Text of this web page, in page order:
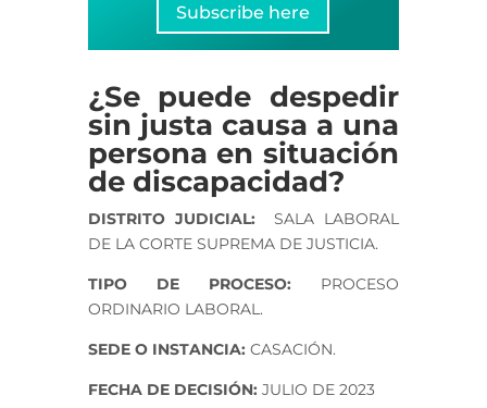
Subscribe here
¿Se puede despedir
sin justa causa a una
persona en situación
de discapacidad?
DISTRITO JUDICIAL:SALA LABORAL
DE LA CORTE SUPREMA DE JUSTICIA.
TIPO DE PROCESO: PROCESO
ORDINARIO LABORAL.
SEDE O INSTANCIA: CASACIÓN.
FECHA DE DECISIÓN: JULIO DE 2023